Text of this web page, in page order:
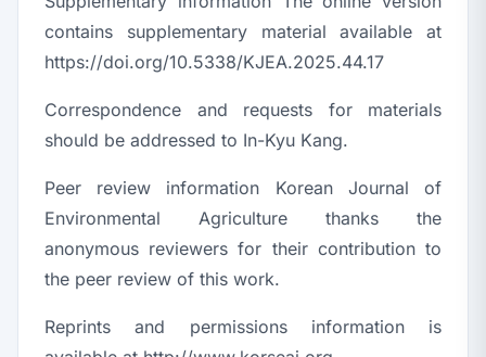
contains supplementary material available at
https://doi.org/10.5338/KJEA.2025.44.17
Correspondence and requests for materials
should be addressed to In-Kyu Kang.
Peer review information Korean Journal of
Environmental Agriculture thanks the
anonymous reviewers for their contribution to
the peer review of this work.
Reprints and permissions information is